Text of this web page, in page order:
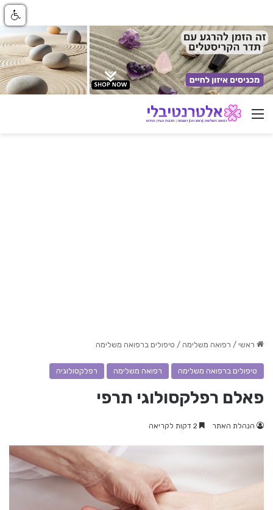
ניווט באתר
ראשי / רפואה משלימה / טיפולים ברפואה משלימה
טיפולים ברפואה משלימה רפואה משלימה רפלקסולוגיה
פאלם רפלקסולוגי תרפי
הנהלת האתר